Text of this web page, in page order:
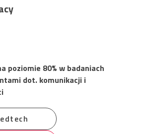
poziomie 80% w badaniach
dot. komunikacji i